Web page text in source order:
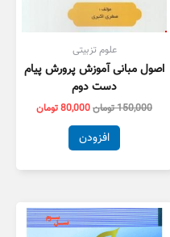
علوم تزبیتی
اصول مبانی آموزش پرورش پیام
دست دوم
150,000تومان80,000تومان
افزودن